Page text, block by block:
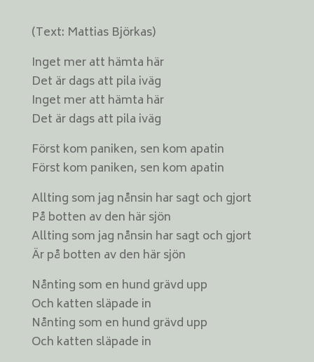
(Text: Mattias Björkas)
Inget mer att hämta här
Det är dags att pila iväg
Inget mer att hämta här
Det är dags att pila iväg
Först kom paniken, sen kom apatin
Först kom paniken, sen kom apatin
Allting som jag nånsin har sagt och gjort
På botten av den här sjön
Allting som jag nånsin har sagt och gjort
Är på botten av den här sjön
Nånting som en hund grävd upp
Och katten släpade in
Nånting som en hund grävd upp
Och katten släpade in